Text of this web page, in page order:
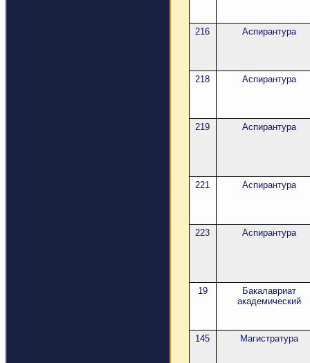
216 Аспирантура
218 Аспирантура
219 Аспирантура
221 Аспирантура
223 Аспирантура
19
Бакалавриат
академический
145 Магистратура